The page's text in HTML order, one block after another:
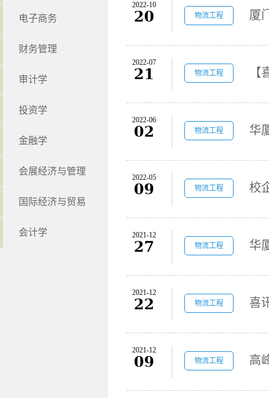
电子商务
财务管理
审计学
投资学
金融学
会展经济与管理
国际经济与贸易
会计学
2022-10
20 物流工程
2022-07
21 物流工程
2022-06
02 物流工程
2022-05
09 物流工程
2021-12
27 物流工程
2021-12
22 物流工程
2021-12
09 物流工程